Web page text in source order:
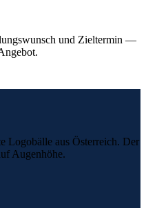
und Zieltermin —
Logobälle aus Österreich. Der
Augenhöhe.